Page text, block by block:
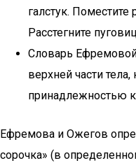
галстук.
Расстегните
Словарь
верхней части тела,
принадлежностью
Ефремова и Ожегов
сорочка» (в